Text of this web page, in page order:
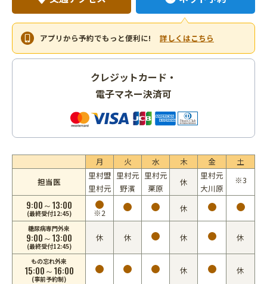
アプリから予約でもっと便利に! 詳しくはこちら
クレジットカード・
電子マネー決済可
月 火 水 木 金
土
担当医
里村盟
里村元
里村元
野濱
里村元
栗原
休
里村元
大川原
※3
9:00～13:00
(最終受付12:45) ※2 休
糖尿病専門外来
9:00～13:00
(最終受付12:45)
休 休 休 休
もの忘れ外来
15:00～16:00
(事前予約制)
休 休